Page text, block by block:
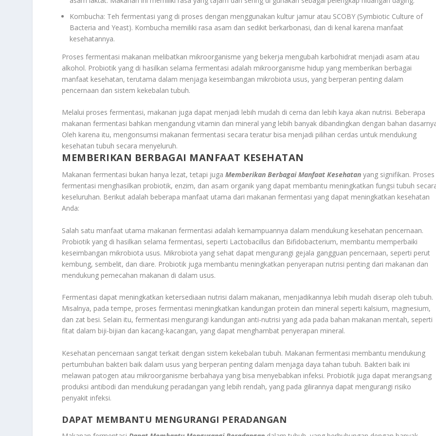
Kombucha: Teh fermentasi yang di proses dengan menggunakan kultur jamur atau SCOBY (Symbiotic Culture of
Bacteria and Yeast). Kombucha memiliki rasa asam dan sedikit berkarbonasi, dan di kenal karena manfaat
kesehatannya.
Proses fermentasi makanan melibatkan mikroorganisme yang bekerja mengubah karbohidrat menjadi asam atau
alkohol. Probiotik yang di hasilkan selama fermentasi adalah mikroorganisme hidup yang memberikan berbagai
manfaat kesehatan, terutama dalam menjaga keseimbangan mikrobiota usus, yang berperan penting dalam
pencernaan dan sistem kekebalan tubuh.
Melalui proses fermentasi, makanan juga dapat menjadi lebih mudah di cerna dan lebih kaya akan nutrisi. Beberapa
makanan fermentasi bahkan mengandung vitamin dan mineral yang lebih banyak dibandingkan dengan bahan
Oleh karena itu, mengonsumsi makanan fermentasi secara teratur bisa menjadi pilihan cerdas untuk mendukung
kesehatan tubuh secara menyeluruh.
MEMBERIKAN BERBAGAI MANFAAT KESEHATAN
Makanan fermentasi bukan hanya lezat, tetapi jugaMemberikan Berbagai Manfaat Kesehatan yang signifikan. Proses
fermentasi menghasilkan probiotik, enzim, dan asam organik yang dapat membantu meningkatkan fungsi tubuh
keseluruhan. Berikut adalah beberapa manfaat utama dari makanan fermentasi yang dapat meningkatkan kesehatan
Anda:
Salah satu manfaat utama makanan fermentasi adalah kemampuannya dalam mendukung kesehatan pencernaan.
Probiotik yang di hasilkan selama fermentasi, seperti Lactobacillus dan Bifidobacterium, membantu memperbaiki
keseimbangan mikrobiota usus. Mikrobiota yang sehat dapat mengurangi gejala gangguan pencernaan, seperti perut
kembung, sembelit, dan diare. Probiotik juga membantu meningkatkan penyerapan nutrisi penting dari makanan dan
mendukung pemecahan makanan di dalam usus.
Fermentasi dapat meningkatkan ketersediaan nutrisi dalam makanan, menjadikannya lebih mudah diserap oleh tubuh.
Misalnya, pada tempe, proses fermentasi meningkatkan kandungan protein dan mineral seperti kalsium, magnesium,
dan zat besi. Selain itu, fermentasi mengurangi kandungan anti-nutrisi yang ada pada bahan makanan mentah, seperti
fitat dalam biji-bijian dan kacang-kacangan, yang dapat menghambat penyerapan mineral.
Kesehatan pencernaan sangat terkait dengan sistem kekebalan tubuh. Makanan fermentasi membantu mendukung
pertumbuhan bakteri baik dalam usus yang berperan penting dalam menjaga daya tahan tubuh. Bakteri baik ini
melawan patogen atau mikroorganisme berbahaya yang bisa menyebabkan infeksi. Probiotik juga dapat merangsang
produksi antibodi dan mendukung peradangan yang lebih rendah, yang pada gilirannya dapat mengurangi risiko
penyakit infeksi.
DAPAT MEMBANTU MENGURANGI PERADANGAN